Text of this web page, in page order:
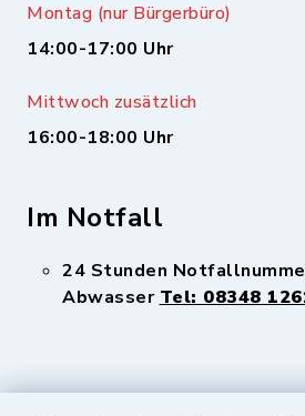
Montag (nur Bürgerbüro)
14:00-17:00 Uhr
Mittwoch zusätzlich
16:00-18:00 Uhr
Im Notfall
24 Stunden
Abwasser Tel: 08348